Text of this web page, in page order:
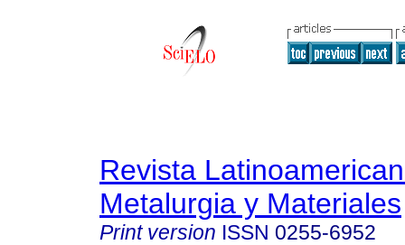
Revista
Metalurgia y Materiales
Print version ISSN 0255-6952